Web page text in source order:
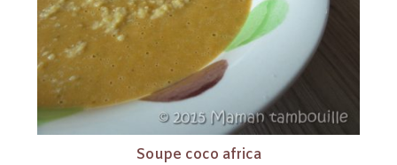
Soupe coco africa